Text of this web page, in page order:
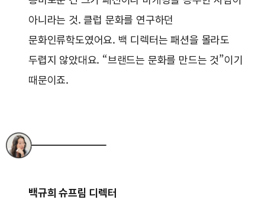
아니라는 것. 클럽 문화를 연구하던
문화인류학도였어요. 백 디렉터는 패션을 몰라도
두렵지 않았대요. “브랜드는 문화를 만드는 것”이기
때문이죠.
백규희 슈프림 디렉터